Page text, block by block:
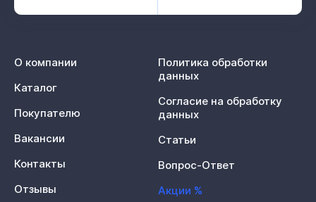
О компании
Каталог
Покупателю
Вакансии
Контакты
Отзывы
Политика обработки
данных
Согласие на обработку
данных
Статьи
Вопрос-Ответ
Акции %